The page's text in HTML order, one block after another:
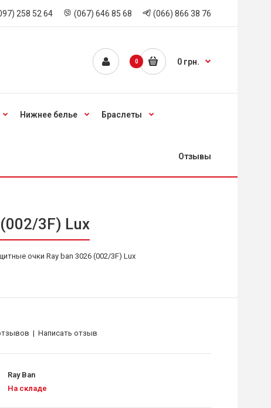
258 52 64 (067) 646 85 68 (066) 866 38 76
0 0 грн.
Нижнее белье Браслеты
Отзывы
3F) Lux
очки Ray ban 3026 (002/3F) Lux
| Написать отзыв
Ray Ban
На складе